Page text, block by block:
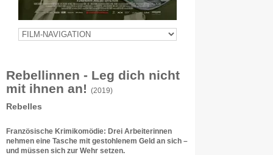
Rebellinnen - Leg dich nicht
mit ihnen an! (2019)
Rebelles
Französische Krimikomödie: Drei Arbeiterinnen
nehmen eine Tasche mit gestohlenem Geld an sich –
und müssen sich zur Wehr setzen.